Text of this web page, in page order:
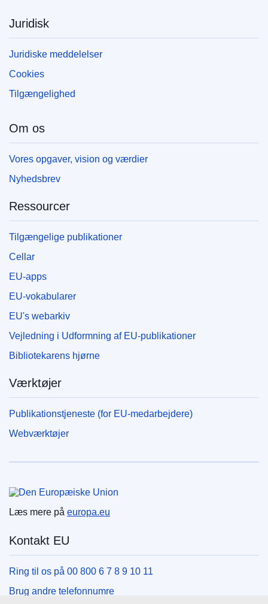
Juridisk
Juridiske meddelelser
Cookies
Tilgængelighed
Om os
Vores opgaver, vision og værdier
Nyhedsbrev
Ressourcer
Tilgængelige publikationer
Cellar
EU-apps
EU-vokabularer
EU's webarkiv
Vejledning i Udformning af EU-publikationer
Bibliotekarens hjørne
Værktøjer
Publikationstjeneste (for EU-medarbejdere)
Webværktøjer
Læs mere på europa.eu
Kontakt EU
Ring til os på 00 800 6 7 8 9 10 11
Brug andre telefonnumre